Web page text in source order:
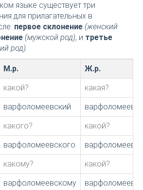
языке существует три
для прилагательных в
первое склонение (женский
(мужской род), и третье
род).
М.р. Ж.р.
какой? какая?
варфоломеевский
какого? какой?
варфоломеевского
какому? какой?
варфоломеевскому